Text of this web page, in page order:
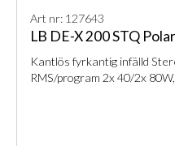
Art nr: 127643
LB DE-X 200 STQ
Kantlös fyrkantig infälld
RMS/program 2x 40/2x